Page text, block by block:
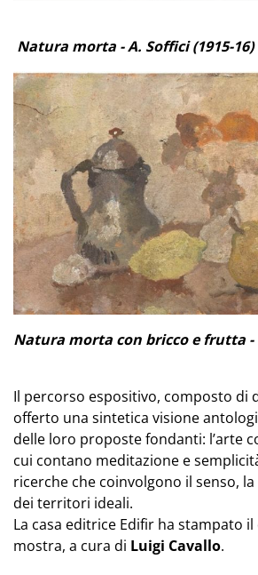
Natura morta - A. Soffici (1915-16)
Natura morta con bricco e frutta -
Il percorso espositivo, composto di
offerto una sintetica visione
delle loro proposte fondanti: l’arte
cui contano meditazione e
ricerche che coinvolgono il senso,
dei territori ideali.
La casa editrice Edifir ha stampato il
mostra, a cura di Luigi Cavallo.